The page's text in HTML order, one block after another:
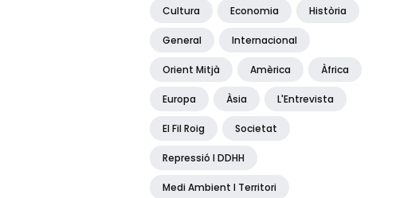
Cultura Economia Història
General Internacional
Orient Mitjà Amèrica Àfrica
Europa Àsia L'Entrevista
El Fil Roig Societat
Repressió I DDHH
Medi Ambient I Territori